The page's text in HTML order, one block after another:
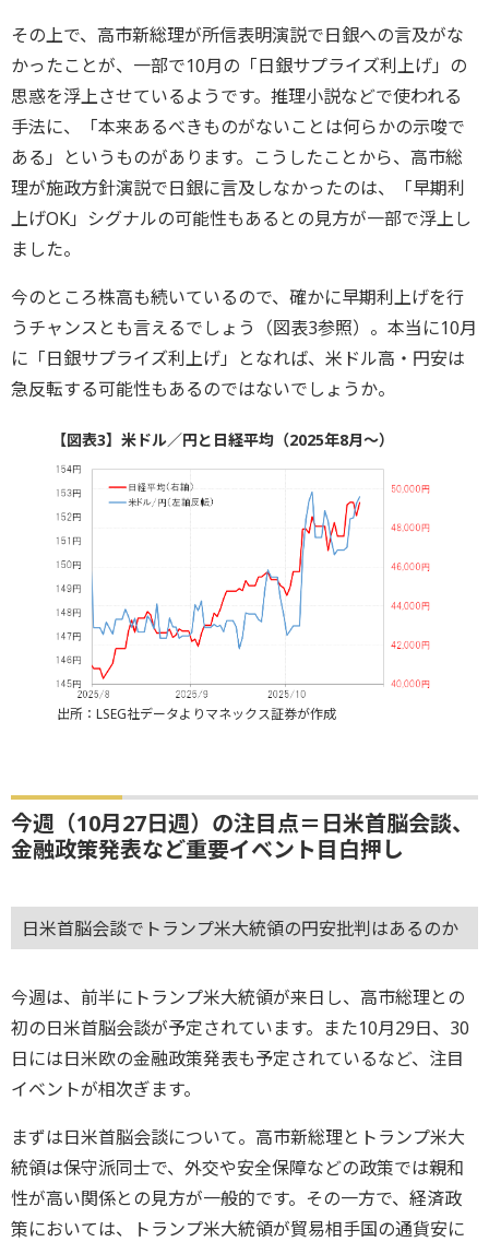
その上で、高市新総理が所信表明演説で日銀への言及がな
かったことが、一部で10月の「日銀サプライズ利上げ」の
思惑を浮上させているようです。推理小説などで使われる
手法に、「本来あるべきものがないことは何らかの示唆で
ある」というものがあります。こうしたことから、高市総
理が施政方針演説で日銀に言及しなかったのは、「早期利
上げOK」シグナルの可能性もあるとの見方が一部で浮上し
ました。
今のところ株高も続いているので、確かに早期利上げを行
うチャンスとも言えるでしょう（図表3参照）。本当に10月
に「日銀サプライズ利上げ」となれば、米ドル高・円安は
急反転する可能性もあるのではないでしょうか。
【図表3】米ドル／円と日経平均（2025年8月～）
出所：LSEG社データよりマネックス証券が作成
今週（10月27日週）の注目点＝日米首脳会談、
金融政策発表など重要イベント目白押し
日米首脳会談でトランプ米大統領の円安批判はあるのか
今週は、前半にトランプ米大統領が来日し、高市総理との
初の日米首脳会談が予定されています。また10月29日、30
日には日米欧の金融政策発表も予定されているなど、注目
イベントが相次ぎます。
まずは日米首脳会談について。高市新総理とトランプ米大
統領は保守派同士で、外交や安全保障などの政策では親和
性が高い関係との見方が一般的です。その一方で、経済政
策においては、トランプ米大統領が貿易相手国の通貨安に